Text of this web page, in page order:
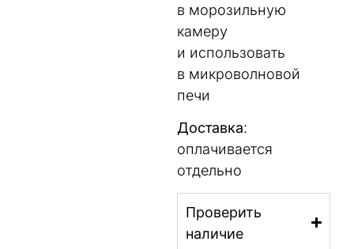
в морозильную
камеру
и использовать
в микроволновой
печи
Доставка:
оплачивается
отдельно
Проверить
наличие